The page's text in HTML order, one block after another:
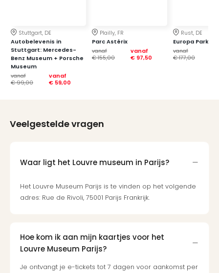
Stuttgart, DE
Autobelevenis in
Stuttgart: Mercedes-
Benz Museum + Porsche
Museum
vanaf
€ 99,00
vanaf
€ 59,00
Plailly, FR
Parc Astérix
vanaf
€ 155,00
vanaf
€ 97,50
Rust, DE
Europa Park
vanaf
€ 177,00
Veelgestelde vragen
Waar ligt het Louvre museum in Parijs?
Het Louvre Museum Parijs is te vinden op het volgende
adres: Rue de Rivoli, 75001 Parijs Frankrijk.
Hoe kom ik aan mijn kaartjes voor het
Louvre Museum Parijs?
Je ontvangt je e-tickets tot 7 dagen voor aankomst per